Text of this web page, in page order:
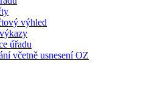
výhled
úřadu
včetně usnesení OZ